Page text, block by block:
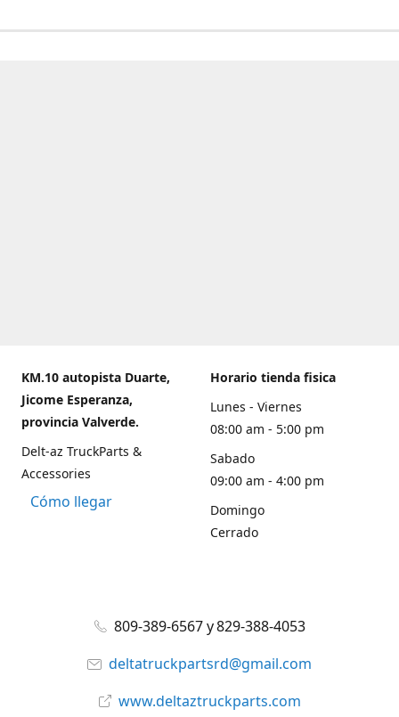
KM.10 autopista Duarte,
Jicome Esperanza,
provincia Valverde.
Delt-az TruckParts &
Accessories
Cómo llegar
Horario tienda fisica
Lunes - Viernes
08:00 am - 5:00 pm
Sabado
09:00 am - 4:00 pm
Domingo
Cerrado
809-389-6567 y 829-388-4053
deltatruckpartsrd@gmail.com
www.deltaztruckparts.com